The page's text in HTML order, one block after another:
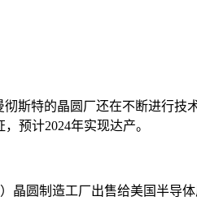
斯特的晶圆厂还在不断进行
预计2024年实现达产。
圆制造工厂出售给美国半导体